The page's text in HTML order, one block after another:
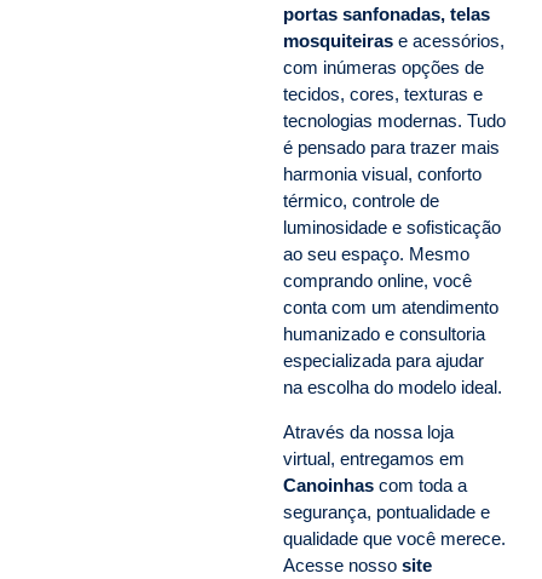
portas sanfonadas, telas
mosquiteiras e acessórios,
com inúmeras opções de
tecidos, cores, texturas e
tecnologias modernas. Tudo
é pensado para trazer mais
harmonia visual, conforto
térmico, controle de
luminosidade e sofisticação
ao seu espaço. Mesmo
comprando online, você
conta com um atendimento
humanizado e consultoria
especializada para ajudar
na escolha do modelo ideal.
Através da nossa loja
virtual, entregamos em
Canoinhas com toda a
segurança, pontualidade e
qualidade que você merece.
Acesse nosso site